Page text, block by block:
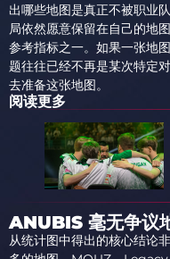
出哪些地图是真正不被职业
局依然愿意保留在自己的地
参考指标之一。如果一张地
题往往已经不再是某次特定
去准备这张地图。
阅读更多
ANUBIS 毫无争议
从统计图中得出的核心结论